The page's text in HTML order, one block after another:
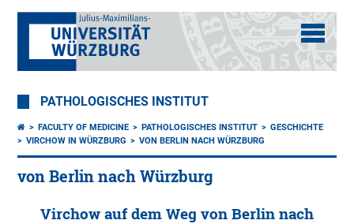
PATHOLOGISCHES INSTITUT
FACULTY OF MEDICINE PATHOLOGISCHES INSTITUT
GESCHICHTE
VIRCHOW IN WÜRZBURG
VON BERLIN NACH WÜRZBURG
von Berlin nach Würzburg
Virchow auf dem Weg von Berlin nach